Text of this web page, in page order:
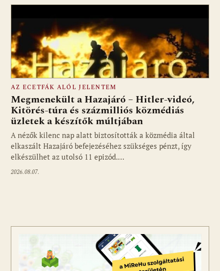
Fotó: media1.hu
AZ ECETFÁK ALÓL JELENTEM
Megmenekült a Hazajáró – Hitler-videó,
Kitörés-túra és százmilliós közmédiás
üzletek a készítők múltjában
A nézők kilenc nap alatt biztosították a közmédia által
elkaszált Hazajáró befejezéséhez szükséges pénzt, így
elkészülhet az utolsó 11 epizód.…
2026.08.07.